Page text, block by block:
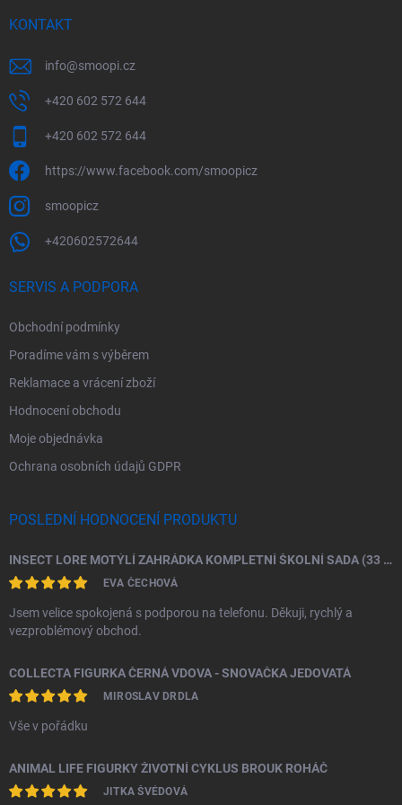
KONTAKT
info@smoopi.cz
+420 602 572 644
+420 602 572 644
https://www.facebook.com/smoopicz
smoopicz
+420602572644
SERVIS A PODPORA
Obchodní podmínky
Poradíme vám s výběrem
Reklamace a vrácení zboží
Hodnocení obchodu
Moje objednávka
Ochrana osobních údajů GDPR
POSLEDNÍ HODNOCENÍ PRODUKTU
INSECT LORE MOTÝLÍ ZAHRÁDKA KOMPLETNÍ ŠKOLNÍ SADA (33 HOUSENEK)
EVA ČECHOVÁ
Jsem velice spokojená s podporou na telefonu. Děkuji, rychlý a
vezproblémový obchod.
COLLECTA FIGURKA ČERNÁ VDOVA - SNOVAČKA JEDOVATÁ
MIROSLAV DRDLA
Vše v pořádku
ANIMAL LIFE FIGURKY ŽIVOTNÍ CYKLUS BROUK ROHÁČ
JITKA ŠVÉDOVÁ